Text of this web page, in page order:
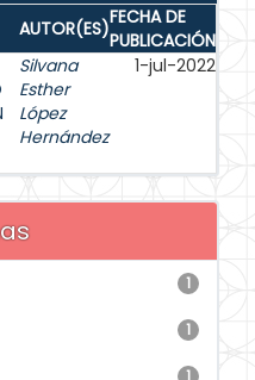
AUTOR(ES)FECHA DE
PUBLICACIÓN
Silvana
Esther
López
Hernández
1-jul-2022
1
1
1